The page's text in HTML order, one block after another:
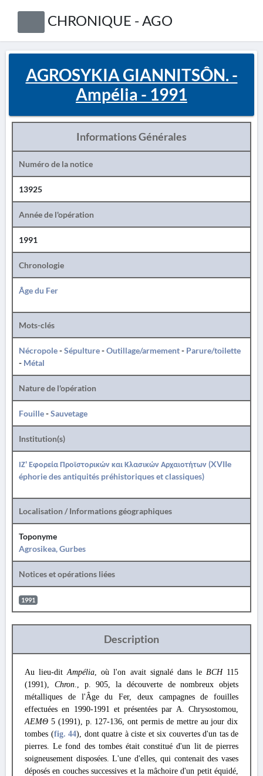
CHRONIQUE - AGO
AGROSYKIA GIANNITSÔN. -
Ampélia - 1991
Informations Générales
Numéro de la notice
13925
Année de l'opération
1991
Chronologie
Âge du Fer
Mots-clés
Nécropole-Sépulture-Outillage/armement- Parure/toilette
- Métal
Nature de l'opération
Fouille-Sauvetage
Institution(s)
ΙΖ' Εφορεία Προϊστορικών και Κλασικών Αρχαιοτήτων (XVIIe
éphorie des antiquités préhistoriques et classiques)
Localisation / Informations géographiques
Toponyme
Agrosikea, Gurbes
Notices et opérations liées
1991
Description
Au lieu-ditAmpélia, où l'on avait signalé dans le BCH115
(1991), Chron., p. 905, la découverte de nombreux objets
métalliques de l'Âge du Fer, deux campagnes de fouilles
effectuées en 1990-1991 et présentées par A. Chrysostomou,
ΑΕΜΘ 5 (1991), p. 127-136, ont permis de mettre au jour dix
tombes (fig. 44), dont quatre à ciste et six couvertes d'un tas de
pierres. Le fond des tombes était constitué d'un lit de pierres
soigneusement disposées. L'une d'elles, qui contenait des vases
déposés en couches successives et la mâchoire d'un petit équidé,